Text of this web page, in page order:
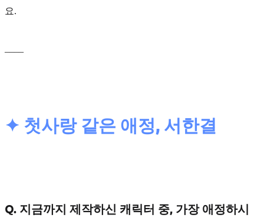
요.
✦ 첫사랑 같은 애정, 서한결
Q. 지금까지 제작하신 캐릭터 중, 가장 애정하시